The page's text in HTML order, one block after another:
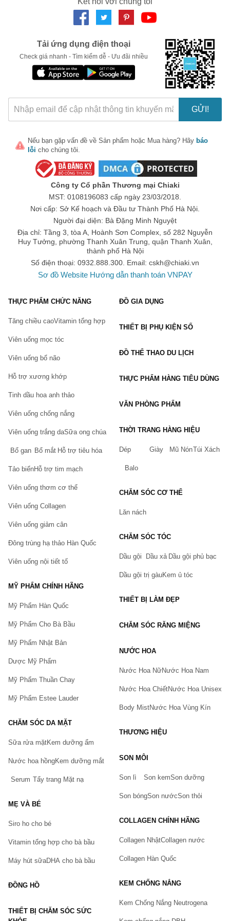
Santal 33 của Lᴇ Lᴀʙᴏ, loại đàn hương được săn
đón ở thời điểm hiện tại. Santal 33 trong trẻo,
bền vững, thành thị, cứng cỏi, nhưng không
cứng nhắc.
Chính vì tính cách đặc trưng, rõ rệt, giản dị
và nam tính, Santal 33 vừa được nam giới đặc
biệt yêu thích, lại vừa có khả năng gây thương
nhớ cao cho nữ giới.
Theo thống kê gần đây, của chính Lᴇ Lᴀʙᴏ,
Santal 33 chính thức soán ngôi vương Rᴏsᴇ 31
trở thành mùi hương được ưa chuộng rộng rãi
của nhà nước hoa "tươi" Lᴇ Lᴀʙᴏ.
Tại sao Santal 33 lại "hot" đến như vậy? Câu trả
lời là sự khác biệt và tính riêng tư. Nhiều người
đã công nhận rằng lần đầu ngửi thử Santal 33,
họ đã phải "đứng hình" vì nó không giống bất cứ
loại nước hoa nào họ từng dùng trước đó.
Santal 33 có cả thảy 33 nguyên liệu (đó chính là
đạo là gỗ đàn hương Úc, gỗ tuyết tùng, bạch
đậu khấu, v.v... Do đó, không lạ khi Santal 33
không hề ngọt ngào dễ tính mà khá nồng, ấm áp
nhưng lại mạnh mẽ, là mùi hương mà cả 2 giới
gì đó vô cùng thú vị và đặc biệt . .
Tải ứng dụng điện thoại
Check giá nhanh - Tìm kiếm dễ - Ưu đãi nhiều
GỬI!
Nếu bạn gặp vấn đề về Sản phẩm hoặc Mua hàng? Hãy báo
lỗi cho chúng tôi.
Bạn gặp vấn đề về sản phẩm hay mua hàng?
Hãy báo lỗi cho chúng tôi. Hoặc gọi cho chúng tôi qua số
Vấn đề(*)
Công ty Cổ phần Thương mại Chiaki
MST: 0108196083 cấp ngày 23/03/2018.
Nơi cấp: Sở Kế hoạch và Đầu tư Thành Phố Hà Nội.
Người đại diện: Bà Đặng Minh Nguyệt
Địa chỉ: Tầng 3, tòa A, Hoành Sơn Complex, số 282 Nguyễn
Huy Tưởng, phường Thanh Xuân Trung, quận Thanh Xuân,
thành phố Hà Nội
Số điện thoại: 0932.888.300. Email: cskh@chiaki.vn
Sơ đồ Website Hướng dẫn thanh toán VNPAY
THỰC PHẨM CHỨC NĂNG
Tăng chiều caoVitamin tổng hợp
Viên uống mọc tóc
Viên uống bổ não
Hỗ trợ xương khớp
Tinh dầu hoa anh thảo
Viên uống chống nắng
Viên uống trắng daSữa ong chúa
Bổ gan Bổ mắt Hỗ trợ tiêu hóa
Tảo biểnHỗ trợ tim mạch
Viên uống thơm cơ thể
Viên uống Collagen
Viên uống giảm cân
Đông trùng hạ thảo Hàn Quốc
Viên uống nội tiết tố
MỸ PHẨM CHÍNH HÃNG
Mỹ Phẩm Hàn Quốc
Mỹ Phẩm Cho Bà Bầu
Mỹ Phẩm Nhật Bản
Dược Mỹ Phẩm
Mỹ Phẩm Thuần Chay
Mỹ Phẩm Estee Lauder
CHĂM SÓC DA MẶT
Sữa rửa mặtKem dưỡng ẩm
Nước hoa hồngKem dưỡng mắt
Serum Tẩy trang Mặt nạ
MẸ VÀ BÉ
Siro ho cho bé
Vitamin tổng hợp cho bà bầu
Máy hút sữaDHA cho bà bầu
ĐỒNG HỒ
THIẾT BỊ CHĂM SÓC SỨC
ĐỒ GIA DỤNG
THIẾT BỊ PHỤ KIỆN SỐ
ĐỒ THỂ THAO DU LỊCH
THỰC PHẨM HÀNG TIÊU DÙNG
VĂN PHÒNG PHẨM
THỜI TRANG HÀNG HIỆU
Dép Giày Mũ NónTúi Xách
Balo
CHĂM SÓC CƠ THỂ
Lăn nách
CHĂM SÓC TÓC
Dầu gội Dầu xả Dầu gội phủ bạc
Dầu gội trị gàuKem ủ tóc
THIẾT BỊ LÀM ĐẸP
CHĂM SÓC RĂNG MIỆNG
NƯỚC HOA
Nước Hoa NữNước Hoa Nam
Nước Hoa ChiếtNước Hoa Unisex
Body MistNước Hoa Vùng Kín
THƯƠNG HIỆU
SON MÔI
Son lì Son kemSon dưỡng
Son bóngSon nướcSon thỏi
COLLAGEN CHÍNH HÃNG
Collagen NhậtCollagen nước
Collagen Hàn Quốc
KEM CHỐNG NẮNG
Kem Chống Nắng Neutrogena